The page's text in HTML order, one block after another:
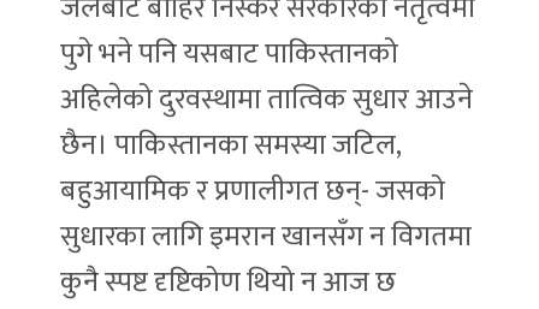
पुगे भने पनि यसबाट पाकिस्तानको
अहिलेको दुरवस्थामा तात्विक सुधार आउने
छैन। पाकिस्तानका समस्या जटिल,
बहुआयामिक र प्रणालीगत छन्- जसको
सुधारका लागि इमरान खानसँग न विगतमा
कुनै स्पष्ट दृष्टिकोण थियो न आज छ